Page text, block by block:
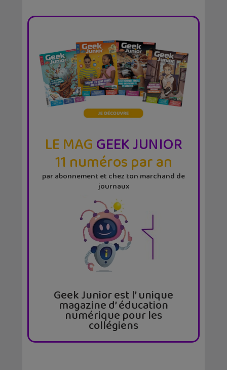
LE MAGGEEK JUNIOR
11 numéros par an
par abonnement et chez ton marchand de
journaux
Geek Junior est l’ unique
magazine d’ éducation
numérique pour les
collégiens